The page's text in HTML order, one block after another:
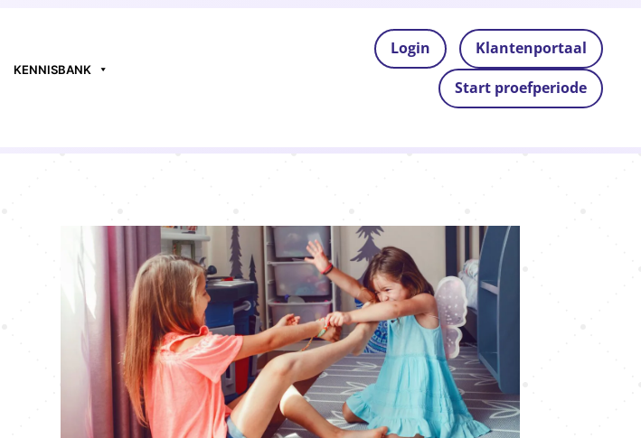
KENNISBANK
Klantenportaal
Login
Start proefperiode